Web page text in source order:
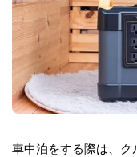
車中泊をする際は、ク